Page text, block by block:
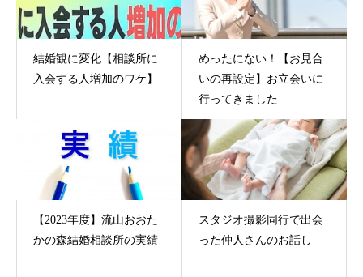
結婚観に変化【相談所に
入会する人増加のワケ】
めったにない！【お見合
いの再設定】お立会いに
行ってきました
【2023年度】流山おおた
かの森結婚相談所の実績
スタジオ撮影同行で出会
った仲人さんのお話し